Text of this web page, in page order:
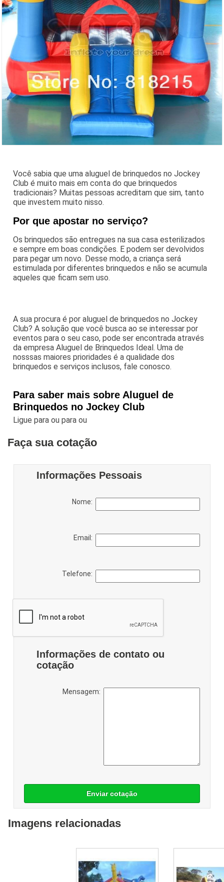
Você sabia que uma aluguel de brinquedos no Jockey
Club é muito mais em conta do que brinquedos
tradicionais? Muitas pessoas acreditam que sim, tanto
que investem muito nisso.
Por que apostar no serviço?
Os brinquedos são entregues na sua casa esterilizados
e sempre em boas condições. E podem ser devolvidos
para pegar um novo. Desse modo, a criança será
estimulada por diferentes brinquedos e não se acumula
aqueles que ficam sem uso.
A sua procura é por aluguel de brinquedos no Jockey
Club? A solução que você busca ao se interessar por
eventos para o seu caso, pode ser encontrada através
da empresa Aluguel de Brinquedos Ideal. Uma de
nosssas maiores prioridades é a qualidade dos
brinquedos e serviços inclusos, fale conosco.
Para saber mais sobre Aluguel de
Brinquedos no Jockey Club
Ligue paraou paraou
Faça sua cotação
Informações Pessoais
Nome:
Email:
Telefone:
Informações de contato ou
cotação
Mensagem:
Enviar cotação
Imagens relacionadas